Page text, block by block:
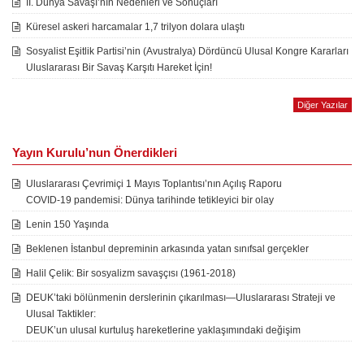
II. Dünya Savaşı’nın Nedenleri ve Sonuçları
Küresel askeri harcamalar 1,7 trilyon dolara ulaştı
Sosyalist Eşitlik Partisi’nin (Avustralya) Dördüncü Ulusal Kongre Kararları
Uluslararası Bir Savaş Karşıtı Hareket İçin!
Diğer Yazılar
Yayın Kurulu’nun Önerdikleri
Uluslararası Çevrimiçi 1 Mayıs Toplantısı’nın Açılış Raporu
COVID-19 pandemisi: Dünya tarihinde tetikleyici bir olay
Lenin 150 Yaşında
Beklenen İstanbul depreminin arkasında yatan sınıfsal gerçekler
Halil Çelik: Bir sosyalizm savaşçısı (1961-2018)
DEUK’taki bölünmenin derslerinin çıkarılması—Uluslararası Strateji ve
Ulusal Taktikler:
DEUK’un ulusal kurtuluş hareketlerine yaklaşımındaki değişim